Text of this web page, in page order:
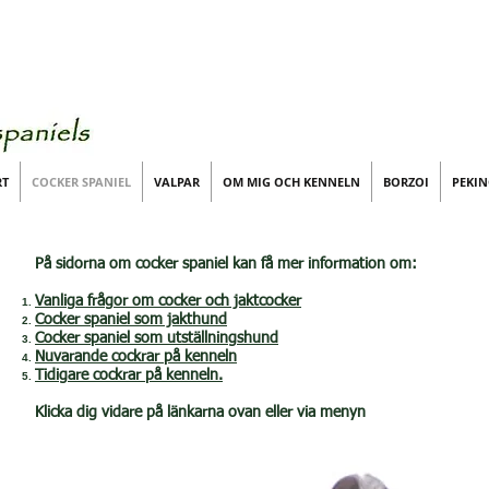
COCKER SPANIEL VALPAR OM MIG OCH KENNELN BORZOI
På sidorna om cocker spaniel kan få mer information om:
Vanliga frågor om cocker och jaktcocker
Cocker spaniel som jakthund
Cocker spaniel som utställningshund
Nuvarande cockrar på kenneln
Tidigare cockrar på kenneln.
Klicka dig vidare på länkarna ovan eller via menyn